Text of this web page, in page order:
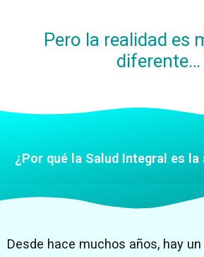
Pero la realidad es
diferente…
¿Por qué la Salud Integral es
Desde hace muchos años, hay